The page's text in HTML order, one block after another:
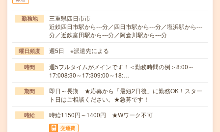
勤務地
三重県四日市市
近鉄四日市駅から---分／四日市駅から---分／塩浜駅から---
分／近鉄富田駅から---分／阿倉川駅から---分
曜日頻度 週5日 ※派遣先による
時間
週5フルタイムがメインです！＜勤務時間の例＞8:00～
17:008:30～17:309:00～18:…
期間
即日～長期 ★応募から「最短2日後」に勤務OK！スター
ト日はご相談ください。★急募です！
時給 時給1150円～1400円 ★Wワーク不可
交通費